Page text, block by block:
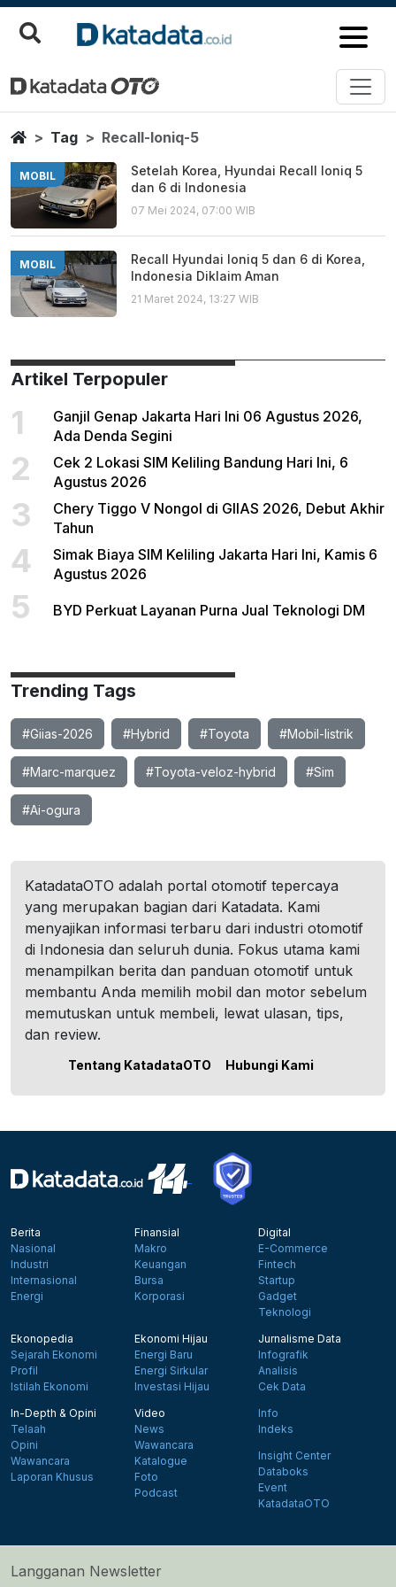
Recall Ioniq 5
Berita Terbaru
HomeTag Recall-Ioniq-5
MOBIL
Setelah Korea, Hyundai Recall Ioniq 5
dan 6 di Indonesia
07 Mei 2024, 07:00 WIB
MOBIL
Recall Hyundai Ioniq 5 dan 6 di Korea,
Indonesia Diklaim Aman
21 Maret 2024, 13:27 WIB
Artikel Terpopuler
1
Ganjil Genap Jakarta Hari Ini 06 Agustus 2026,
Ada Denda Segini
2
Cek 2 Lokasi SIM Keliling Bandung Hari Ini, 6
Agustus 2026
3
Chery Tiggo V Nongol di GIIAS 2026, Debut Akhir
Tahun
4
Simak Biaya SIM Keliling Jakarta Hari Ini, Kamis 6
Agustus 2026
5 BYD Perkuat Layanan Purna Jual Teknologi DM
Trending Tags
#Giias-2026 #Hybrid #Toyota #Mobil-listrik
#Marc-marquez #Toyota-veloz-hybrid #Sim
#Ai-ogura
KatadataOTO adalah portal otomotif tepercaya
yang merupakan bagian dari Katadata. Kami
menyajikan informasi terbaru dari industri otomotif
di Indonesia dan seluruh dunia. Fokus utama kami
menampilkan berita dan panduan otomotif untuk
membantu Anda memilih mobil dan motor sebelum
memutuskan untuk membeli, lewat ulasan, tips,
dan review.
Tentang KatadataOTO Hubungi Kami
Berita
Nasional
Industri
Internasional
Energi
Finansial
Makro
Keuangan
Bursa
Korporasi
Digital
E-Commerce
Fintech
Startup
Gadget
Teknologi
Ekonopedia
Sejarah Ekonomi
Profil
Istilah Ekonomi
Ekonomi Hijau
Energi Baru
Energi Sirkular
Investasi Hijau
Jurnalisme Data
Infografik
Analisis
Cek Data
In-Depth & Opini
Telaah
Opini
Wawancara
Laporan Khusus
Video
News
Wawancara
Katalogue
Foto
Podcast
Info
Indeks
Insight Center
Databoks
Event
KatadataOTO
Langganan Newsletter